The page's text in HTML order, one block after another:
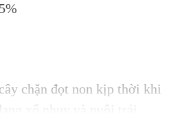
chặn đọt non kịp thời khi
xổ nhụy và nuôi trái.